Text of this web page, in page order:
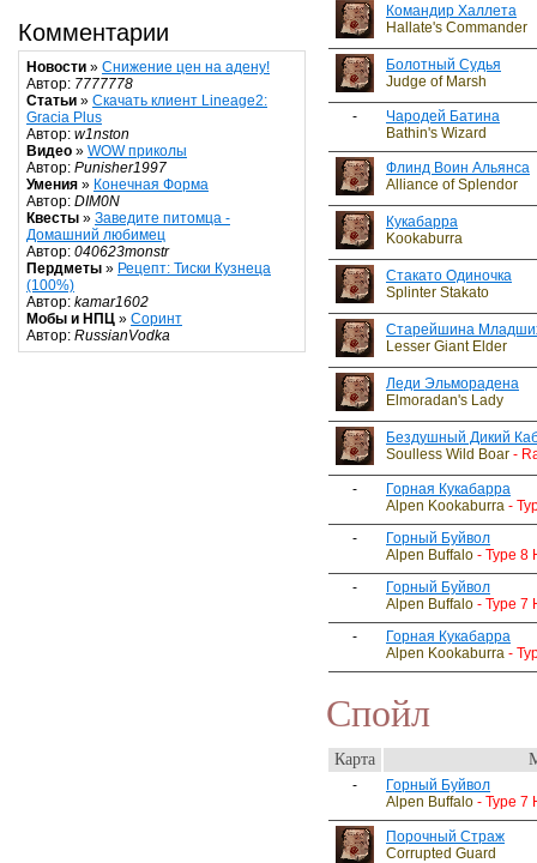
Комментарии
Новости » Снижение цен на адену!
Автор: 7777778
Статьи » Скачать клиент Lineage2:
Gracia Plus
Автор: w1nston
Видео » WOW приколы
Автор: Punisher1997
Умения » Конечная Форма
Автор: DIM0N
Квесты » Заведите питомца -
Домашний любимец
Автор: 040623monstr
Пердметы » Рецепт: Тиски Кузнеца
(100%)
Автор: kamar1602
Мобы и НПЦ » Соринт
Автор: RussianVodka
Командир Халлета
Hallate's Commander
Болотный Судья
Judge of Marsh
-
Чародей Батина
Bathin's Wizard
Флинд Воин Альянса
Alliance of Splendor
Кукабарра
Kookaburra
Стакато Одиночка
Splinter Stakato
Старейшина
Lesser Giant Elder
Леди Эльморадена
Elmoradan's Lady
Бездушный Дикий
Soulless Wild Boar -
-
Горная Кукабарра
Alpen Kookaburra -
-
Горный Буйвол
Alpen Buffalo - Type 8
-
Горный Буйвол
Alpen Buffalo - Type 7
-
Горная Кукабарра
Alpen Kookaburra -
Спойл
Карта
-
Горный Буйвол
Alpen Buffalo - Type 7
Порочный Страж
Corrupted Guard